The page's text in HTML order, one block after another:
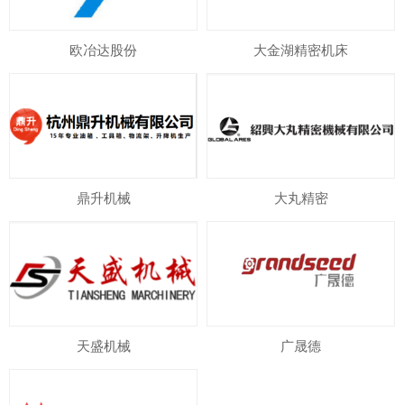
欧冶达股份 大金湖精密机床
鼎升机械 大丸精密
天盛机械 广晟德